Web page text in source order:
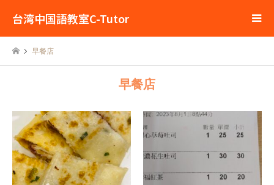
台湾中国語教室C-Tutor
早餐店
早餐店